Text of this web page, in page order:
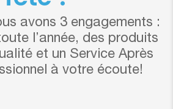
avons 3 engagements :
l’année, des produits
et un Service Après
à votre écoute!